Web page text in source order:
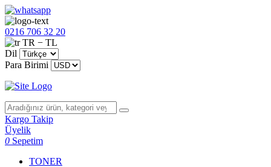
0216 706 32 20
TR − TL
Dil
Para Birimi
Kargo Takip
Üyelik
0 Sepetim
TONER